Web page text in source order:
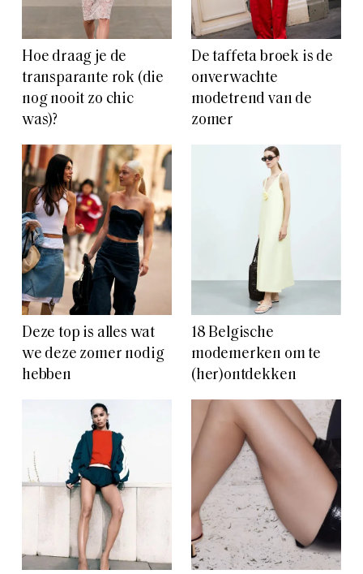
Hoe draag je de
transparante rok (die
nog nooit zo chic
was)?
De taffeta broek is de
onverwachte
modetrend van de
zomer
Deze top is alles wat
we deze zomer nodig
hebben
18 Belgische
modemerken om te
(her)ontdekken